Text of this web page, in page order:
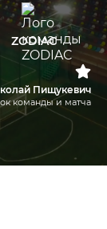
ZODIAC
Пищукевич
команды и матча